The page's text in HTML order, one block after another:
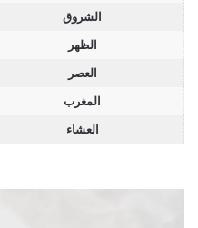
الشروق
الظهر
العصر
المغرب
العشاء